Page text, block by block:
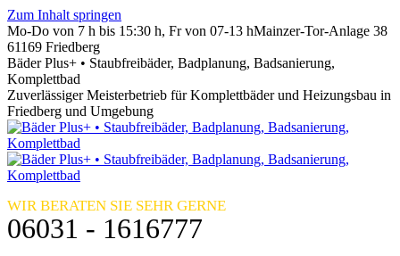
Zum Inhalt springen
Mo-Do von 7 h bis 15:30 h, Fr von 07-13 hMainzer-Tor-Anlage 38
61169 Friedberg
Bäder Plus+ • Staubfreibäder, Badplanung, Badsanierung,
Komplettbad
Zuverlässiger Meisterbetrieb für Komplettbäder und Heizungsbau in
Friedberg und Umgebung
WIR BERATEN SIE SEHR GERNE
06031 - 1616777